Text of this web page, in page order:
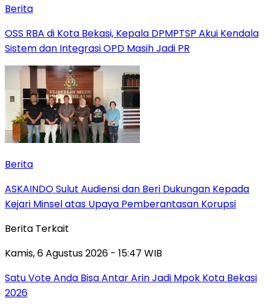
Berita
‎OSS RBA di Kota Bekasi, Kepala DPMPTSP Akui Kendala
Sistem dan Integrasi OPD Masih Jadi PR
Berita
ASKAINDO Sulut Audiensi dan Beri Dukungan Kepada
Kejari Minsel atas Upaya Pemberantasan Korupsi
Berita Terkait
Kamis, 6 Agustus 2026 - 15:47 WIB
Satu Vote Anda Bisa Antar Arin Jadi Mpok Kota Bekasi
2026